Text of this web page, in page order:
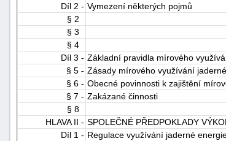
Díl 2 - Vymezení některých pojmů
§ 2
§ 3
§ 4
Díl 3 - Základní pravidla mírového
§ 5 - Zásady mírového využívání
§ 6 - Obecné povinnosti k zajištění
§ 7 - Zakázané činnosti
§ 8
HLAVA II - SPOLEČNÉ PŘEDPOKLADY
Díl 1 - Regulace využívání jaderné